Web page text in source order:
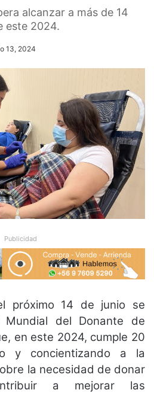
alcanzar a más de 14
este 2024.
13, 2024
Publicidad
próximo 14 de junio se
Mundial del Donante de
en este 2024, cumple 20
y concientizando a la
la necesidad de donar
a mejorar las